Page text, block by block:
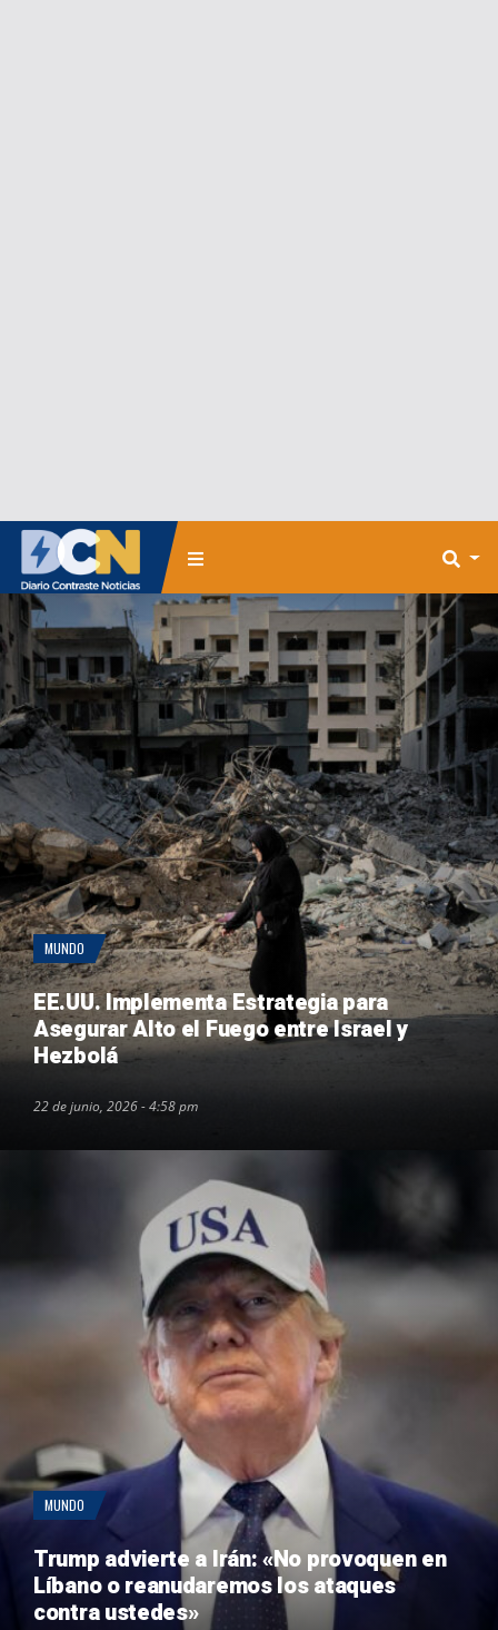
MUNDO
EE.UU. Implementa Estrategia para
Asegurar Alto el Fuego entre Israel y
Hezbolá
22 de junio, 2026 - 4:58 pm
MUNDO
Trump advierte a Irán: «No provoquen en
Líbano o reanudaremos los ataques
contra ustedes»